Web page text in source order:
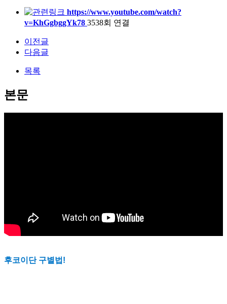
https://www.youtube.com/watch?
v=KhGgbggYk78 3538회 연결
이전글
다음글
목록
본문
후코이단 구별법 !